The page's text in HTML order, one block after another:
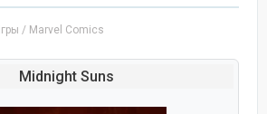
/ Marvel Comics
Midnight Suns